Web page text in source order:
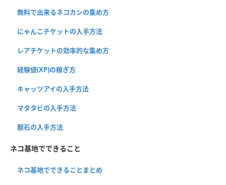
無料で出来るネコカンの集め方
にゃんこチケットの入手方法
レアチケットの効率的な集め方
経験値(XP)の稼ぎ方
キャッツアイの入手方法
マタタビの入手方法
獣石の入手方法
ネコ基地でできること
ネコ基地でできることまとめ